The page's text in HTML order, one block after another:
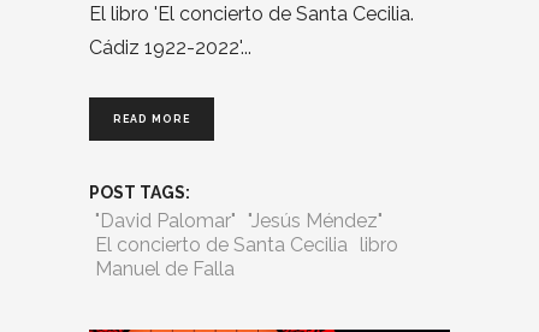
El libro 'El concierto de Santa Cecilia.
Cádiz 1922-2022'
READ MORE
POST TAGS:
"David Palomar"
"Jesús Méndez"
El concierto de Santa Cecilia
libro
Manuel de Falla